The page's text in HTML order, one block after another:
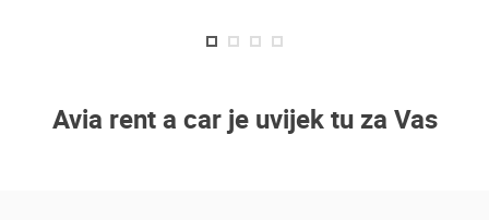
Avia rent a car je uvijek tu za Vas